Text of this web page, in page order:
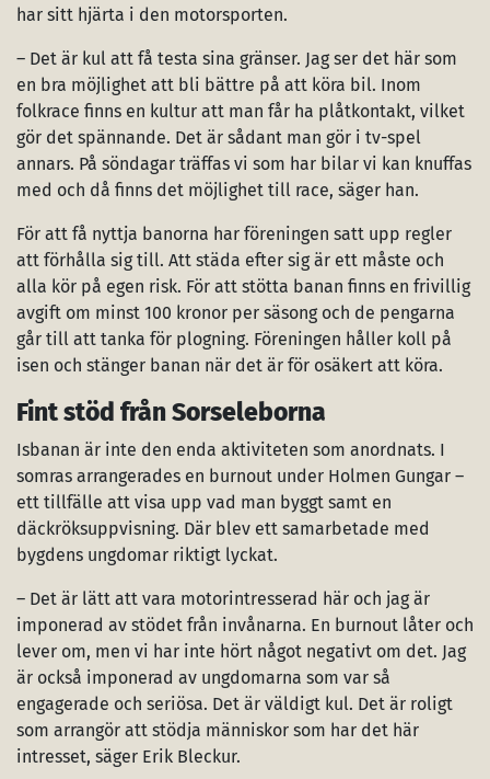
har sitt hjärta i den motorsporten.
– Det är kul att få testa sina gränser. Jag ser det här som
en bra möjlighet att bli bättre på att köra bil. Inom
folkrace finns en kultur att man får ha plåtkontakt, vilket
gör det spännande. Det är sådant man gör i tv-spel
annars. På söndagar träffas vi som har bilar vi kan knuffas
med och då finns det möjlighet till race, säger han.
För att få nyttja banorna har föreningen satt upp regler
att förhålla sig till. Att städa efter sig är ett måste och
alla kör på egen risk. För att stötta banan finns en frivillig
avgift om minst 100 kronor per säsong och de pengarna
går till att tanka för plogning. Föreningen håller koll på
isen och stänger banan när det är för osäkert att köra.
Fint stöd från Sorseleborna
Isbanan är inte den enda aktiviteten som anordnats. I
somras arrangerades en burnout under Holmen Gungar –
ett tillfälle att visa upp vad man byggt samt en
däckröksuppvisning. Där blev ett samarbetade med
bygdens ungdomar riktigt lyckat.
– Det är lätt att vara motorintresserad här och jag är
imponerad av stödet från invånarna. En burnout låter och
lever om, men vi har inte hört något negativt om det. Jag
är också imponerad av ungdomarna som var så
engagerade och seriösa. Det är väldigt kul. Det är roligt
som arrangör att stödja människor som har det här
intresset, säger Erik Bleckur.